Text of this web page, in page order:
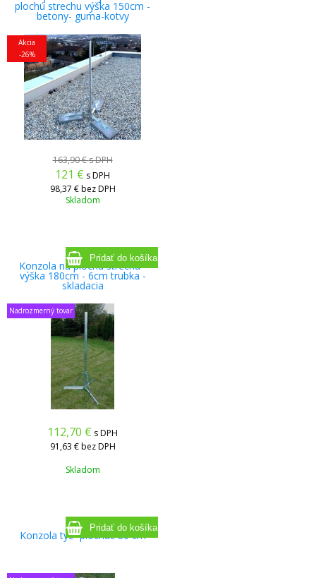
plochú strechu výška 150cm -
betony- guma-kotvy
Akcia
-26%
163,90 €s DPH
121 € s DPH
98,37 € bez DPH
Skladom
Konzola na plochú strechu -
výška 180cm - 6cm trubka -
skladacia
Nadrozmerný tovar
112,70 € s DPH
91,63 € bez DPH
Skladom
Konzola tyč+plocháč 80 cm